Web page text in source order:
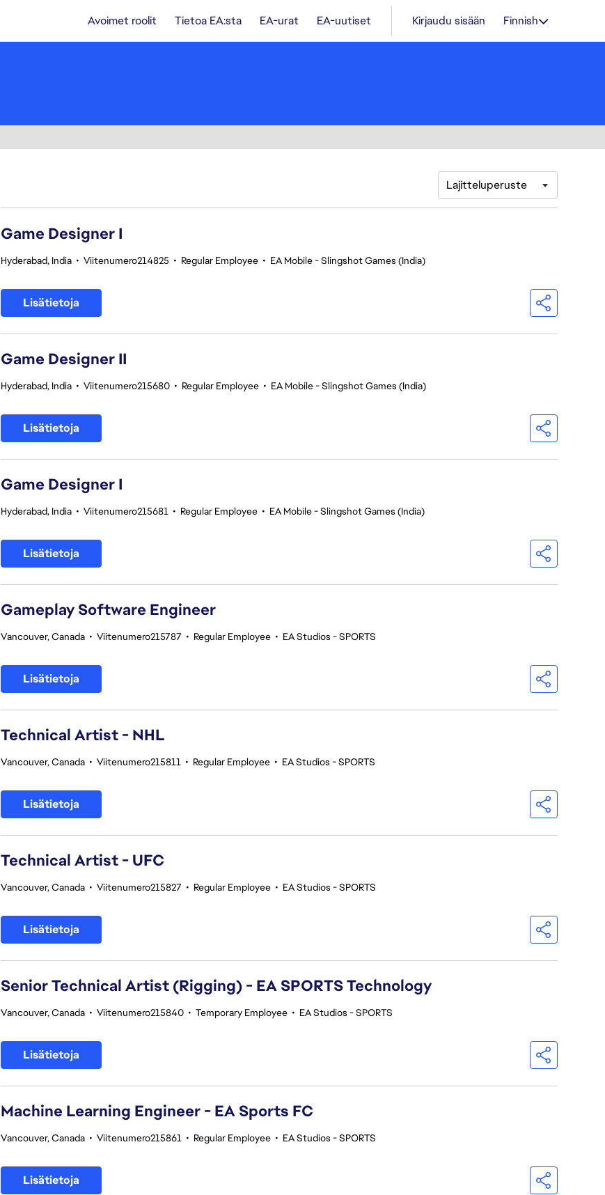
Avoimet roolit Tietoa EA:sta EA-urat EA-uutiset Kirjaudu sisään Finnish
Lajitteluperuste
Game Designer I
Hyderabad, India • Viitenumero214825 • Regular Employee • EA Mobile - Slingshot Games (India)
Lisätietoja
Game Designer II
Hyderabad, India • Viitenumero215680 • Regular Employee • EA Mobile - Slingshot Games (India)
Lisätietoja
Game Designer I
Hyderabad, India • Viitenumero215681 • Regular Employee • EA Mobile - Slingshot Games (India)
Lisätietoja
Gameplay Software Engineer
Vancouver, Canada • Viitenumero215787 • Regular Employee • EA Studios - SPORTS
Lisätietoja
Technical Artist - NHL
Vancouver, Canada • Viitenumero215811 • Regular Employee • EA Studios - SPORTS
Lisätietoja
Technical Artist - UFC
Vancouver, Canada • Viitenumero215827 • Regular Employee • EA Studios - SPORTS
Lisätietoja
Senior Technical Artist (Rigging) - EA SPORTS Technology
Vancouver, Canada • Viitenumero215840 • Temporary Employee • EA Studios - SPORTS
Lisätietoja
Machine Learning Engineer - EA Sports FC
Vancouver, Canada • Viitenumero215861 • Regular Employee • EA Studios - SPORTS
Lisätietoja